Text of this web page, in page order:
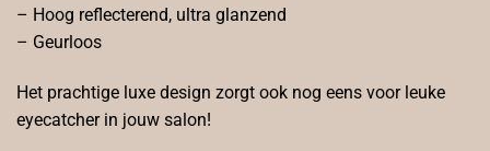
– Hoog reflecterend, ultra glanzend
– Geurloos
Het prachtige luxe design zorgt ook nog eens voor leuke
eyecatcher in jouw salon!